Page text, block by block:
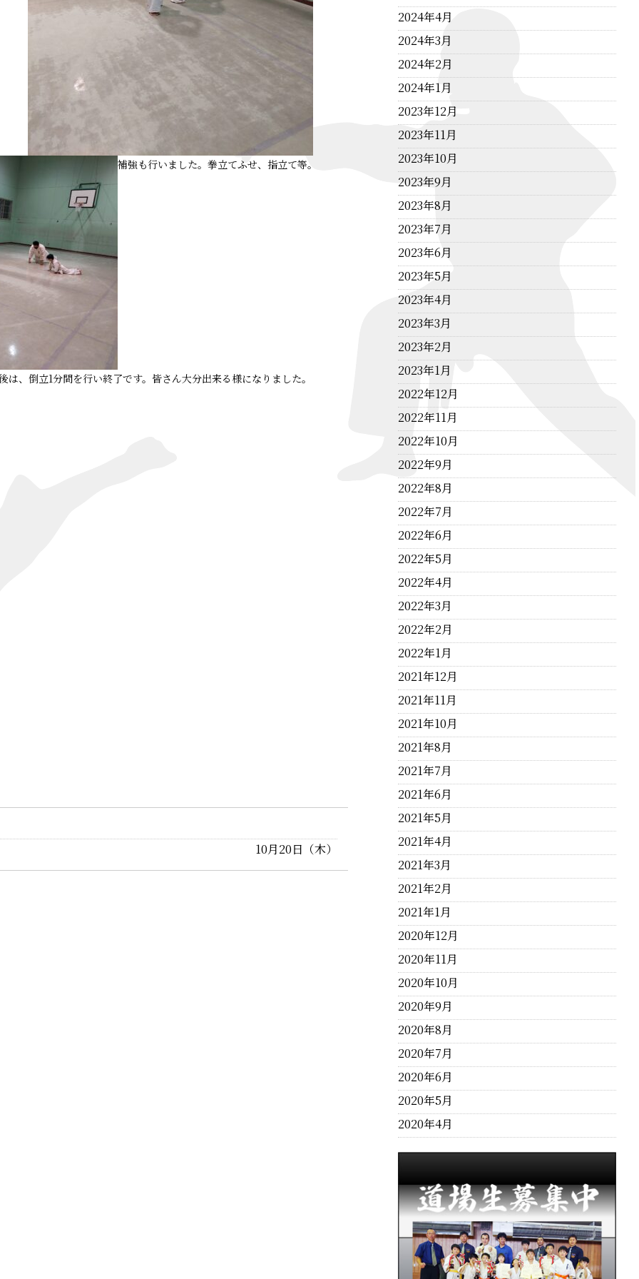
補強も行いました。拳立てふせ、指立て等。
は、倒立1分間を行い終了です。皆さん大分出来る様になりました。
10月20日（木）
2024年4月
2024年3月
2024年2月
2024年1月
2023年12月
2023年11月
2023年10月
2023年9月
2023年8月
2023年7月
2023年6月
2023年5月
2023年4月
2023年3月
2023年2月
2023年1月
2022年12月
2022年11月
2022年10月
2022年9月
2022年8月
2022年7月
2022年6月
2022年5月
2022年4月
2022年3月
2022年2月
2022年1月
2021年12月
2021年11月
2021年10月
2021年8月
2021年7月
2021年6月
2021年5月
2021年4月
2021年3月
2021年2月
2021年1月
2020年12月
2020年11月
2020年10月
2020年9月
2020年8月
2020年7月
2020年6月
2020年5月
2020年4月